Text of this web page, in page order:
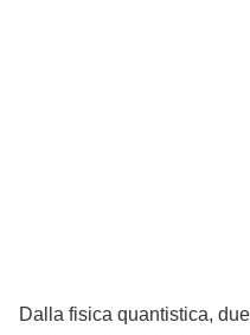
Dalla fisica quantistica,